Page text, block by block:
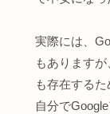
実際には、
もあります
も存在する
自分で